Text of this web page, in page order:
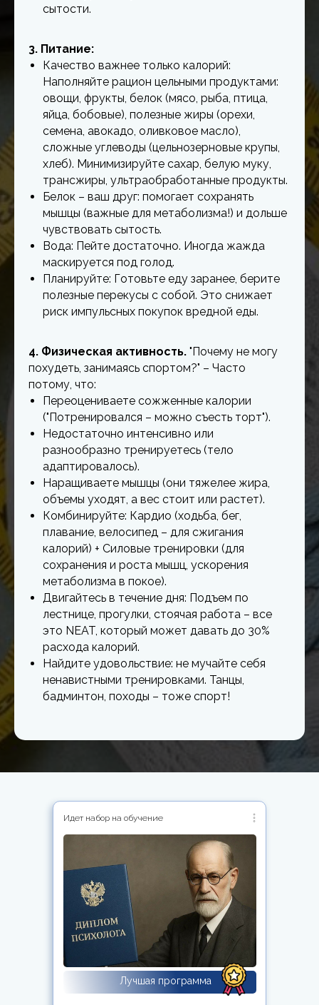
сытости.
3. Питание:
Качество важнее только калорий:
Наполняйте рацион цельными продуктами:
овощи, фрукты, белок (мясо, рыба, птица,
яйца, бобовые), полезные жиры (орехи,
семена, авокадо, оливковое масло),
сложные углеводы (цельнозерновые крупы,
хлеб). Минимизируйте сахар, белую муку,
трансжиры, ультраобработанные продукты.
Белок – ваш друг: помогает сохранять
мышцы (важные для метаболизма!) и дольше
чувствовать сытость.
Вода: Пейте достаточно. Иногда жажда
маскируется под голод.
Планируйте: Готовьте еду заранее, берите
полезные перекусы с собой. Это снижает
риск импульсных покупок вредной еды.
4. Физическая активность. "Почему не могу
похудеть, занимаясь спортом?" – Часто
потому, что:
Переоцениваете сожженные калории
("Потренировался – можно съесть торт").
Недостаточно интенсивно или
разнообразно тренируетесь (тело
адаптировалось).
Наращиваете мышцы (они тяжелее жира,
объемы уходят, а вес стоит или растет).
Комбинируйте: Кардио (ходьба, бег,
плавание, велосипед – для сжигания
калорий) + Силовые тренировки (для
сохранения и роста мышц, ускорения
метаболизма в покое).
Двигайтесь в течение дня: Подъем по
лестнице, прогулки, стоячая работа – все
это NEAT, который может давать до 30%
расхода калорий.
Найдите удовольствие: не мучайте себя
ненавистными тренировками. Танцы,
бадминтон, походы – тоже спорт!
Лучшая программа
Идет набор на обучение